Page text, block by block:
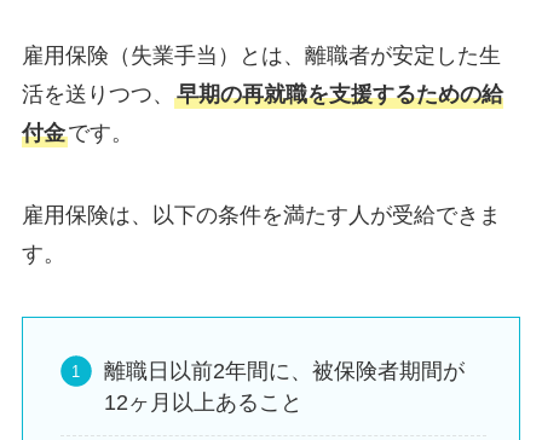
雇用保険（失業手当）とは、離職者が安定した生
活を送りつつ、 早期の再就職を支援するための給
付金です。
雇用保険は、以下の条件を満たす人が受給できま
す。
離職日以前2年間に、被保険者期間が
12ヶ月以上あること